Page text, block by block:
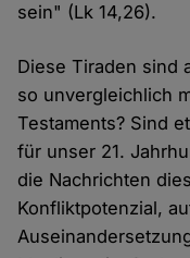
sein" (Lk 14,26).
Diese Tiraden sind
so unvergleichlich
Testaments? Sind
für unser 21.
die Nachrichten
Konfliktpotenzial,